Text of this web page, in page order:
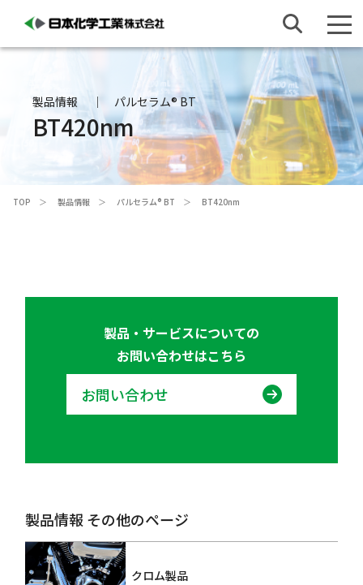
製品情報 パルセラム® BT
BT420nm
TOP 製品情報 パルセラム® BT BT420nm
製品・サービスについての
お問い合わせはこちら
お問い合わせ
製品情報 その他のページ
クロム製品